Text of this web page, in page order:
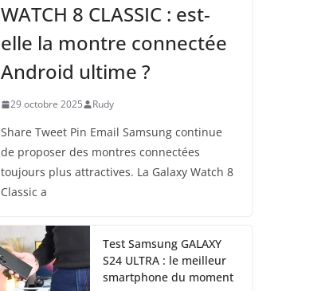
WATCH 8 CLASSIC : est-
elle la montre connectée
Android ultime ?
29 octobre 2025 Rudy
Share Tweet Pin Email Samsung continue
de proposer des montres connectées
toujours plus attractives. La Galaxy Watch 8
Classic a
Test Samsung GALAXY
S24 ULTRA : le meilleur
smartphone du moment